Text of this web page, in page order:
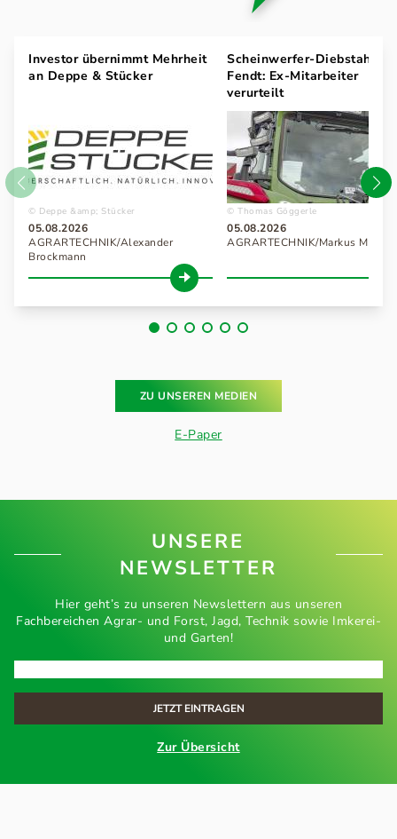
Investor übernimmt Mehrheit
an Deppe & Stücker
Deppe &amp; Stücker
05.08.2026
AGRARTECHNIK/Alexander
Brockmann
Scheinwerfer-Diebstahl bei
Fendt: Ex-Mitarbeiter
verurteilt
Thomas Göggerle
05.08.2026
AGRARTECHNIK/Markus
ZU UNSEREN MEDIEN
E-Paper
UNSERE
NEWSLETTER
Hier geht’s zu unseren Newslettern aus unseren
Fachbereichen Agrar- und Forst, Jagd, Technik sowie Imkerei-
und Garten!
Zur Übersicht